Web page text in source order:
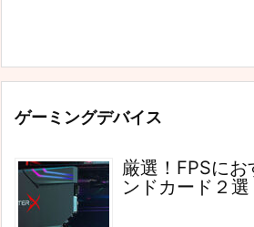
ゲーミングデバイス
厳選！FPSにお
ンドカード２選